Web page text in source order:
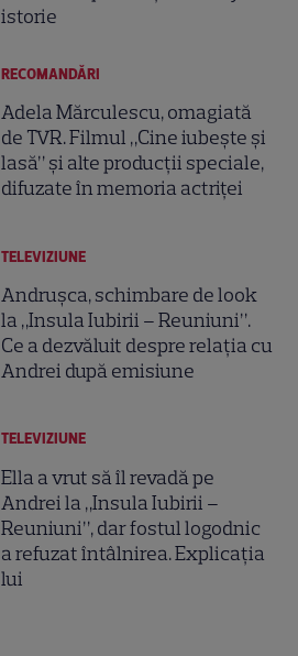
istorie
RECOMANDĂRI
Adela Mărculescu, omagiată
de TVR. Filmul „Cine iubește și
lasă” și alte producții speciale,
difuzate în memoria actriței
TELEVIZIUNE
Andrușca, schimbare de look
la „Insula Iubirii – Reuniuni”.
Ce a dezvăluit despre relația cu
Andrei după emisiune
TELEVIZIUNE
Ella a vrut să îl revadă pe
Andrei la „Insula Iubirii –
Reuniuni”, dar fostul logodnic
a refuzat întâlnirea. Explicația
lui